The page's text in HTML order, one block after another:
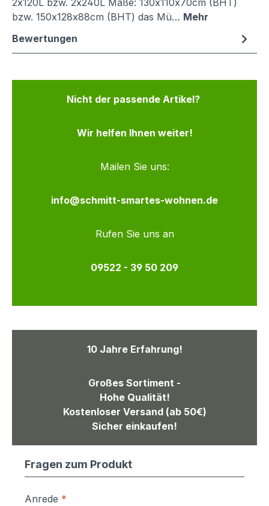
2x120L bzw. 2x240L Maße: 130x110x70cm (BHT)
bzw. 150x128x88cm (BHT) das Mü… Mehr
Bewertungen
Nicht der passende Artikel?
Wir helfen Ihnen weiter!
Mailen Sie uns:
info@schmitt-smartes-wohnen.de
Rufen Sie uns an
09522 - 39 50 209
10 Jahre Erfahrung!
Großes Sortiment -
Hohe Qualität!
Kostenloser Versand (ab 50€)
Sicher einkaufen!
Fragen zum Produkt
Anrede *